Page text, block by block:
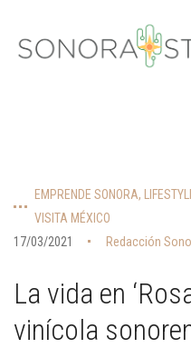
EMPRENDE SONORA,
VISITA MÉXICO
17/03/2021
Redacción
La vida en
vinícola